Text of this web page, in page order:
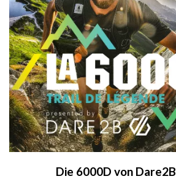
Die 6000D von Dare2B